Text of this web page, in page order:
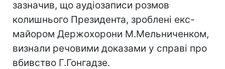
зазначив, що аудіозаписи розмов
колишнього Президента, зроблені екс-
майором Держохорони М.Мельниченком,
визнали речовими доказами у справі про
вбивство Г.Гонгадзе.